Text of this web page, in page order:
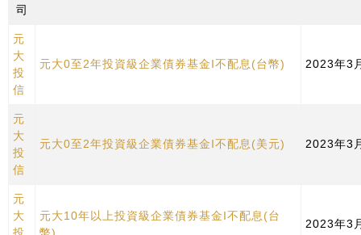
司
元
大
投
信
元大0至2年投資級企業債券基金I不配息(台幣) 2023年3
元
大
投
信
元大0至2年投資級企業債券基金I不配息(美元) 2023年3
元
大
元大10年以上投資級企業債券基金I不配息(台
2023年3